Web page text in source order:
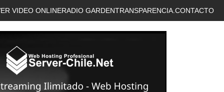
VIDEO ONLINERADIO GARDENTRANSPARENCIA. CONTACTO